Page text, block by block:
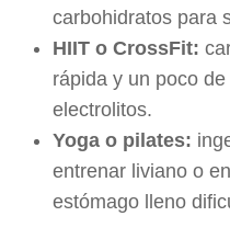
carbohidratos para
HIIT o CrossFit:
rápida y un poco
electrolitos.
Yoga o pilates:
entrenar liviano o
estómago lleno